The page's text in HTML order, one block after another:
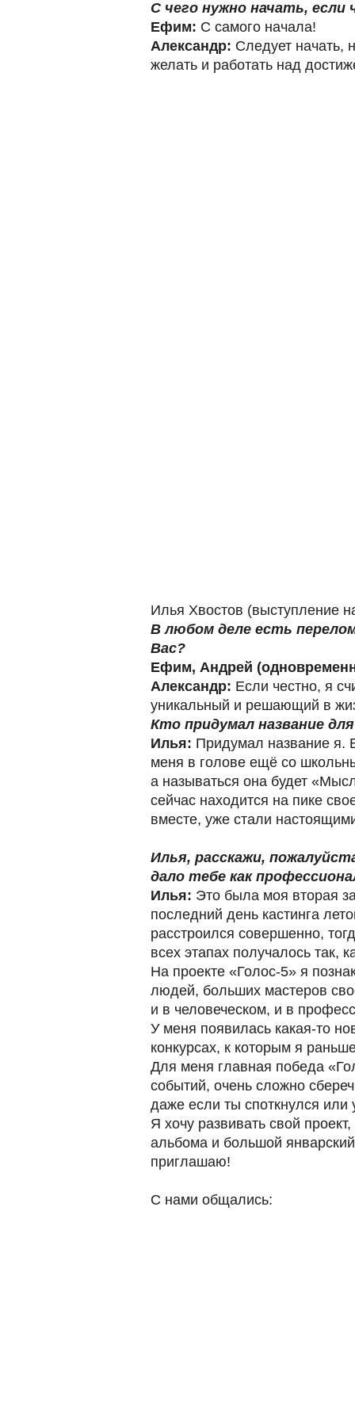
С чего нужно начать,
Ефим: С самого начала!
Александр: Следует начать,
желать и работать над
Илья Хвостов (выступление
В любом деле есть
Вас?
Ефим, Андрей
Александр: Если честно, я
уникальный и решающий в
Кто придумал название
Илья: Придумал название я.
меня в голове ещё со
а называться она будет
сейчас находится на пике
вместе, уже стали
Илья, расскажи,
дало тебе как
Илья: Это была моя вторая
последний день кастинга
расстроился совершенно,
всех этапах получалось так,
На проекте «Голос-5» я
людей, больших мастеров
и в человеческом, и в
У меня появилась какая-то
конкурсах, к которым я
Для меня главная победа
событий, очень сложно
даже если ты споткнулся или
Я хочу развивать свой
альбома и большой
приглашаю!
С нами общались: